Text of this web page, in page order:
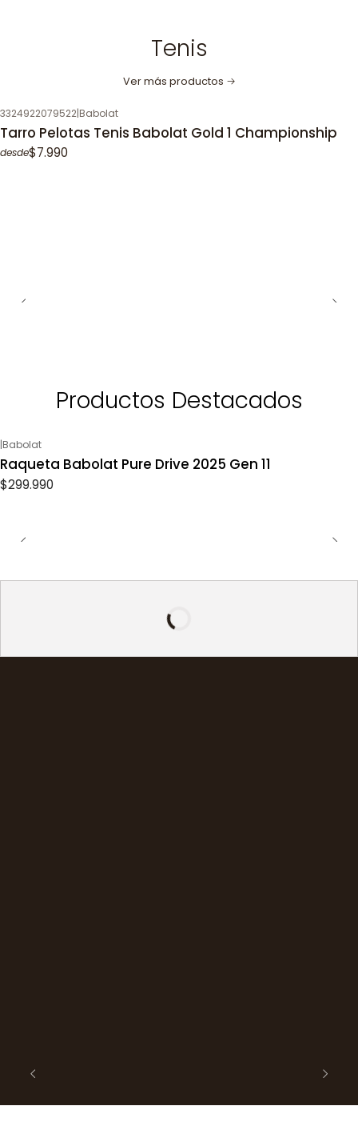
Tenis
Ver más productos
3324922079522|Babolat
Tarro Pelotas Tenis Babolat Gold 1 Championship
desde$7.990
Productos Destacados
|Babolat
Raqueta Babolat Pure Drive 2025 Gen 11
$299.990